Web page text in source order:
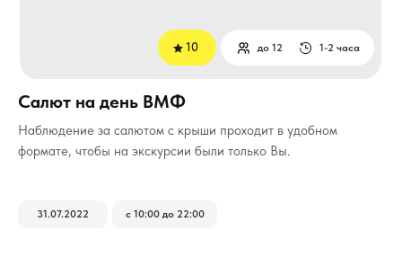
Наблюдение за салютом с крыши проходит в удобном
формате, чтобы на экскурсии были только Вы.
1-2 часа
до 12
31.07.2022 с 10:00 до 22:00
Салют на день ВМФ
10